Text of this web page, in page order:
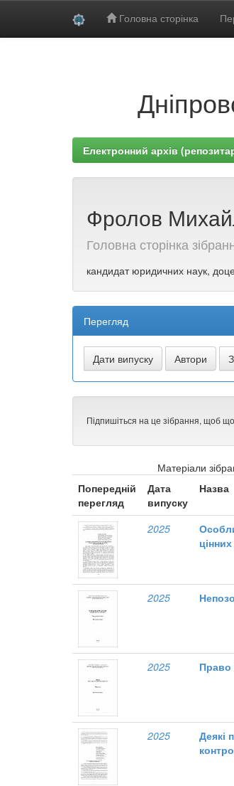
Головна сторінка
Електронний архів
Фролов
Головна сторінка
кандидат юридичних наук,
Перегляд
Підпишіться на це зібрання, щоб
Матеріали
Попередній
перегляд
Дата
випуску
Назва
2025
2025
2025 Право
2025
Деякі